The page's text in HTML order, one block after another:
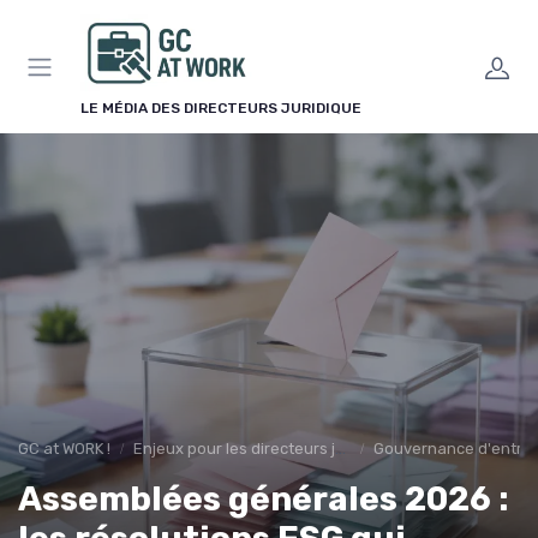
LE MÉDIA DES DIRECTEURS JURIDIQUE
GC at WORK ! Enjeux pour les directeurs juridiques Gouvernance
Assemblées générales 2026 :